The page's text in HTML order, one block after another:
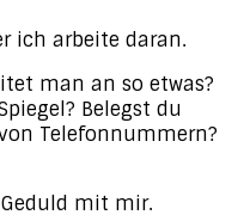
ich arbeite daran.
man an so etwas?
Belegst du
Telefonnummern?
mit mir.